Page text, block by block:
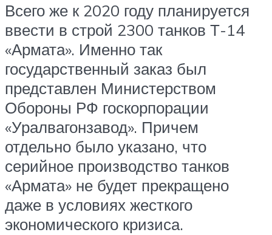
Всего же к 2020 году планируется
ввести в строй 2300 танков Т-14
«Армата». Именно так
государственный заказ был
представлен Министерством
Обороны РФ госкорпорации
«Уралвагонзавод». Причем
отдельно было указано, что
серийное производство танков
«Армата» не будет прекращено
даже в условиях жесткого
экономического кризиса.